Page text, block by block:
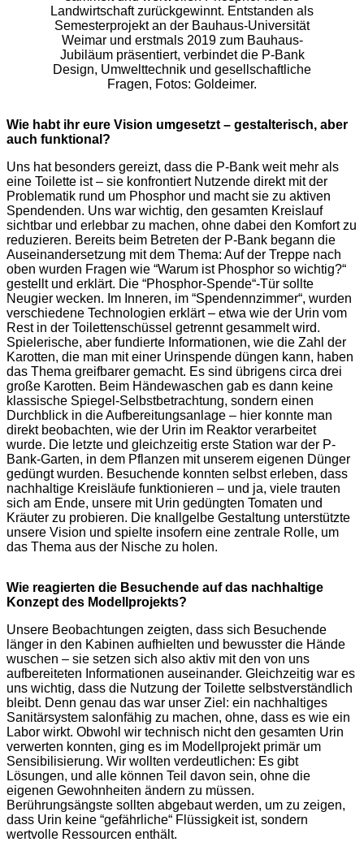
Landwirtschaft zurückgewinnt. Entstanden als
Semesterprojekt an der Bauhaus-Universität
Weimar und erstmals 2019 zum Bauhaus-
Jubiläum präsentiert, verbindet die P-Bank
Design, Umwelttechnik und gesellschaftliche
Fragen, Fotos: Goldeimer.
Wie habt ihr eure Vision umgesetzt – gestalterisch, aber
auch funktional?
Uns hat besonders gereizt, dass die P-Bank weit mehr als
eine Toilette ist – sie konfrontiert Nutzende direkt mit der
Problematik rund um Phosphor und macht sie zu aktiven
Spendenden. Uns war wichtig, den gesamten Kreislauf
sichtbar und erlebbar zu machen, ohne dabei den Komfort zu
reduzieren. Bereits beim Betreten der P-Bank begann die
Auseinandersetzung mit dem Thema: Auf der Treppe nach
oben wurden Fragen wie “Warum ist Phosphor so wichtig?“
gestellt und erklärt. Die “Phosphor-Spende“-Tür sollte
Neugier wecken. Im Inneren, im “Spendennzimmer“, wurden
verschiedene Technologien erklärt – etwa wie der Urin vom
Rest in der Toilettenschüssel getrennt gesammelt wird.
Spielerische, aber fundierte Informationen, wie die Zahl der
Karotten, die man mit einer Urinspende düngen kann, haben
das Thema greifbarer gemacht. Es sind übrigens circa drei
große Karotten. Beim Händewaschen gab es dann keine
klassische Spiegel-Selbstbetrachtung, sondern einen
Durchblick in die Aufbereitungsanlage – hier konnte man
direkt beobachten, wie der Urin im Reaktor verarbeitet
wurde. Die letzte und gleichzeitig erste Station war der P-
Bank-Garten, in dem Pflanzen mit unserem eigenen Dünger
gedüngt wurden. Besuchende konnten selbst erleben, dass
nachhaltige Kreisläufe funktionieren – und ja, viele trauten
sich am Ende, unsere mit Urin gedüngten Tomaten und
Kräuter zu probieren. Die knallgelbe Gestaltung unterstützte
unsere Vision und spielte insofern eine zentrale Rolle, um
das Thema aus der Nische zu holen.
Wie reagierten die Besuchende auf das nachhaltige
Konzept des Modellprojekts?
Unsere Beobachtungen zeigten, dass sich Besuchende
länger in den Kabinen aufhielten und bewusster die Hände
wuschen – sie setzen sich also aktiv mit den von uns
aufbereiteten Informationen auseinander. Gleichzeitig war es
uns wichtig, dass die Nutzung der Toilette selbstverständlich
bleibt. Denn genau das war unser Ziel: ein nachhaltiges
Sanitärsystem salonfähig zu machen, ohne, dass es wie ein
Labor wirkt. Obwohl wir technisch nicht den gesamten Urin
verwerten konnten, ging es im Modellprojekt primär um
Sensibilisierung. Wir wollten verdeutlichen: Es gibt
Lösungen, und alle können Teil davon sein, ohne die
eigenen Gewohnheiten ändern zu müssen.
Berührungsängste sollten abgebaut werden, um zu zeigen,
dass Urin keine “gefährliche“ Flüssigkeit ist, sondern
wertvolle Ressourcen enthält.